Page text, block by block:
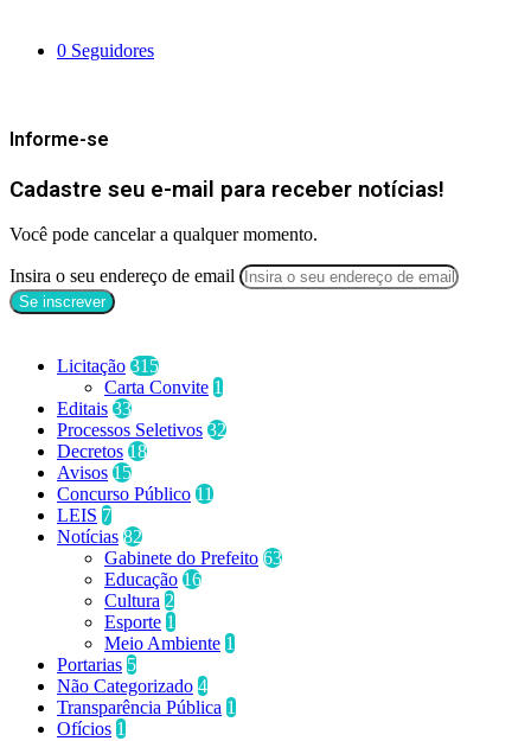
0 Seguidores
Informe-se
Cadastre seu e-mail para receber notícias!
Você pode cancelar a qualquer momento.
Insira o seu endereço de email
Licitação 315
Carta Convite 1
Editais 33
Processos Seletivos 32
Decretos 18
Avisos 15
Concurso Público 11
LEIS 7
Notícias 82
Gabinete do Prefeito 63
Educação 16
Cultura 2
Esporte 1
Meio Ambiente 1
Portarias 5
Não Categorizado 4
Transparência Pública 1
Ofícios 1